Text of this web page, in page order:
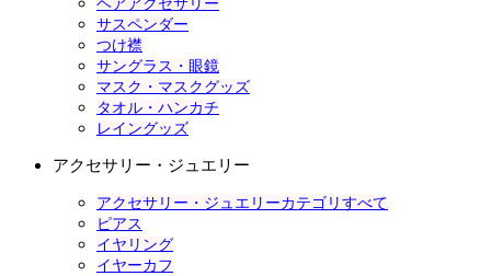
ヘアアクセサリー
サスペンダー
つけ襟
サングラス・眼鏡
マスク・マスクグッズ
タオル・ハンカチ
レイングッズ
アクセサリー・ジュエリー
アクセサリー・ジュエリーカテゴリすべて
ピアス
イヤリング
イヤーカフ